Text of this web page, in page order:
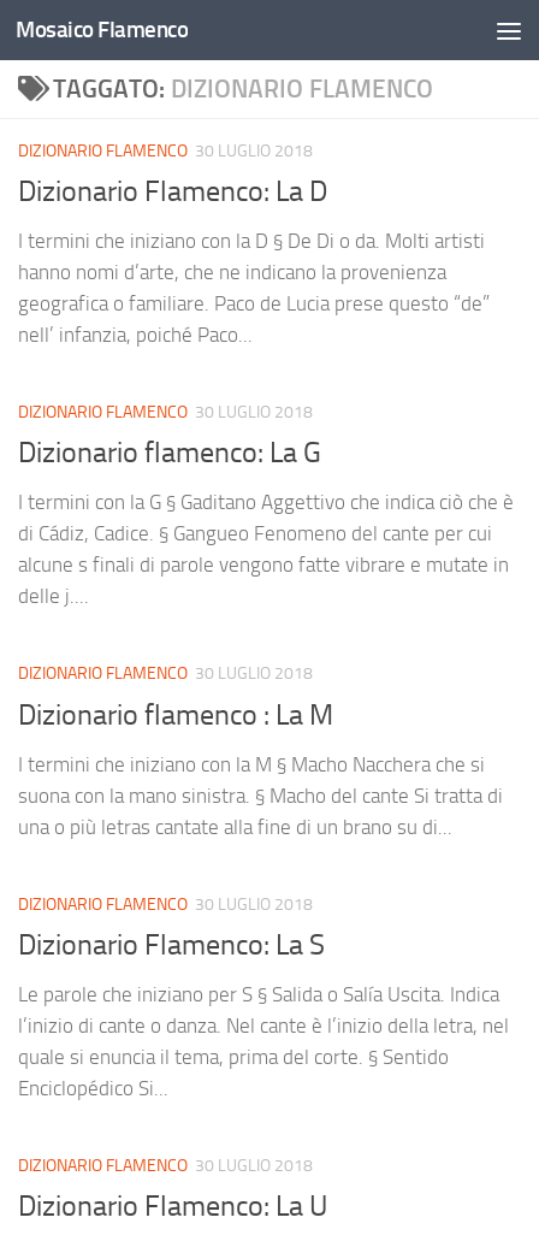
Salta al contenuto
Mosaico Flamenco
TAGGATO: DIZIONARIO FLAMENCO
DIZIONARIO FLAMENCO 30 LUGLIO 2018
Dizionario Flamenco: La D
I termini che iniziano con la D § De Di o da. Molti artisti
hanno nomi d’arte, che ne indicano la provenienza
geografica o familiare. Paco de Lucia prese questo “de”
nell’ infanzia, poiché Paco...
DIZIONARIO FLAMENCO 30 LUGLIO 2018
Dizionario flamenco: La G
I termini con la G § Gaditano Aggettivo che indica ciò che è
di Cádiz, Cadice. § Gangueo Fenomeno del cante per cui
alcune s finali di parole vengono fatte vibrare e mutate in
delle j....
DIZIONARIO FLAMENCO 30 LUGLIO 2018
Dizionario flamenco : La M
I termini che iniziano con la M § Macho Nacchera che si
suona con la mano sinistra. § Macho del cante Si tratta di
una o più letras cantate alla fine di un brano su di...
DIZIONARIO FLAMENCO 30 LUGLIO 2018
Dizionario Flamenco: La S
Le parole che iniziano per S § Salida o Salía Uscita. Indica
l’inizio di cante o danza. Nel cante è l’inizio della letra, nel
quale si enuncia il tema, prima del corte. § Sentido
Enciclopédico Si...
DIZIONARIO FLAMENCO 30 LUGLIO 2018
Dizionario Flamenco: La U